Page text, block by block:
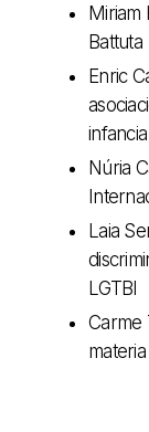
Miriam
Battuta
Enric
Núria
Laia
LGTBI
Carme